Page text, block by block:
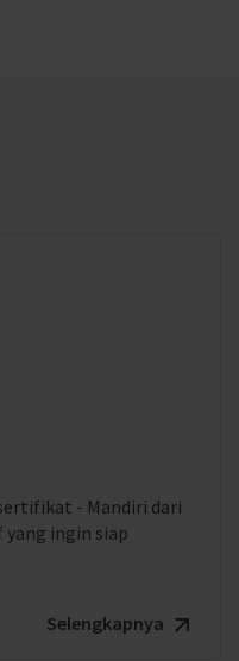
- Mandiri dari
ingin siap
Selengkapnya